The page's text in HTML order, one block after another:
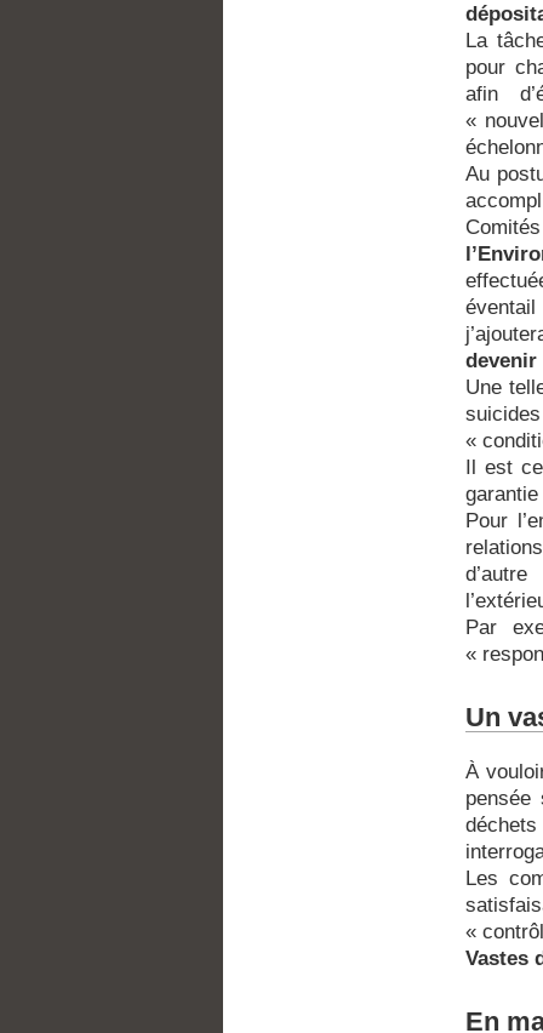
La
pour
afin
«
Au
devenir
Une
«
Il est
Pour
Par
«
Un
À
pensée
Les
«
Vastes
En